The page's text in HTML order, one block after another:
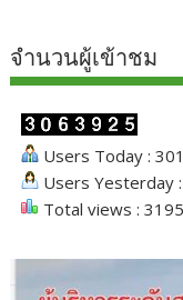
จำนวนผู้เข้าชม
Users Today :
Users Yesterday
Total views :